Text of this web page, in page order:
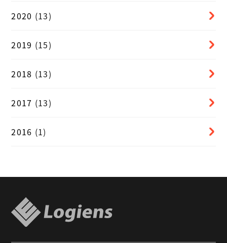
2020 (13)
2019 (15)
2018 (13)
2017 (13)
2016 (1)